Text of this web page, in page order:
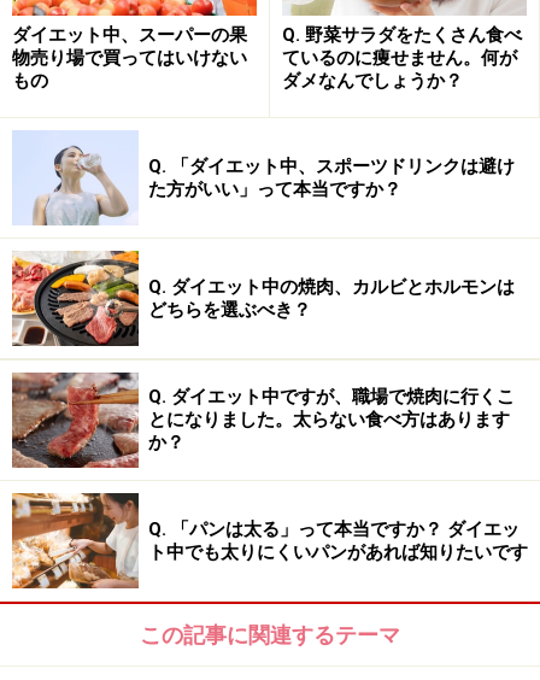
成長ホルモンには新陳代謝活性化や血行促
進の働きがある！
成長ホルモンは脂肪燃焼を促したり、筋肉を成長させる
働きがあります。効率良く分泌されていれば、成長ホル
モンの働きにより脂肪が燃えやすい体質になり、筋トレ
効果もしっかり出せるようになる、つまり
率よく叶うようになります。
ととても相性が良いのです。
そしてもう1つ女性にとって嬉しいのは、美肌を叶えて
くれることです。体の組織の修復や再生に貢献している
成長ホルモンは、新陳代謝を活発にしたり血行を良くす
る働きがあり、それが美肌を維持してくれるのです。
ダイエット&ビューティーを叶える成長ホ
ダイエット中、スーパーの果
物売り場で買ってはいけない
もの
Q. 野菜サラダをたくさん食べ
ているのに痩せません。何が
ダメなんでしょうか？
Q. 「ダイエット中、スポーツドリンクは避け
た方がいい」って本当ですか？
Q. ダイエット中の焼肉、カルビとホルモンは
どちらを選ぶべき？
Q. ダイエット中ですが、職場で焼肉に行くこ
とになりました。太らない食べ方はあります
か？
Q. 「パンは太る」って本当ですか？ ダイエッ
ト中でも太りにくいパンがあれば知りたいです
この記事に関連するテーマ